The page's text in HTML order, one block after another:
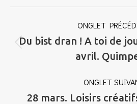
COMMENTAIRE
ONGLET
Onglet
Du bist dran ! A toi de
avril.
ONGLET
Onglet
28 mars. Loisirs